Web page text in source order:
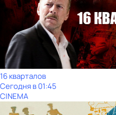
16 кварталов
Сегодня в 01:45
CINEMA